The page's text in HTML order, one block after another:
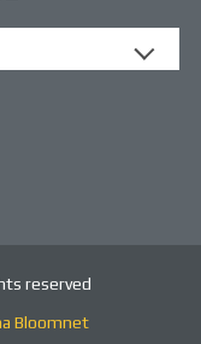
reserved
Bloomnet